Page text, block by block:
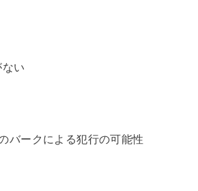
い
バークによる犯行の可能性